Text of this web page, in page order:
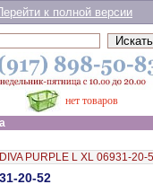
к полной версии
нет товаров
PURPLE L XL 06931-20-
20-52